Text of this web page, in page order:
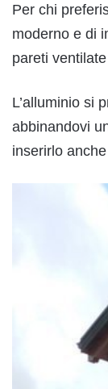
Per chi
moderno e di
pareti
L’alluminio si
abbinandovi
inserirlo